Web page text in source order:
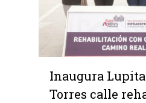
Inaugura
Torres calle